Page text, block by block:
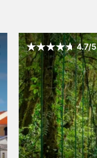
4.7/5